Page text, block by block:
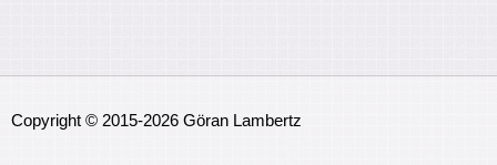
Copyright © 2015-2026 Göran Lambertz